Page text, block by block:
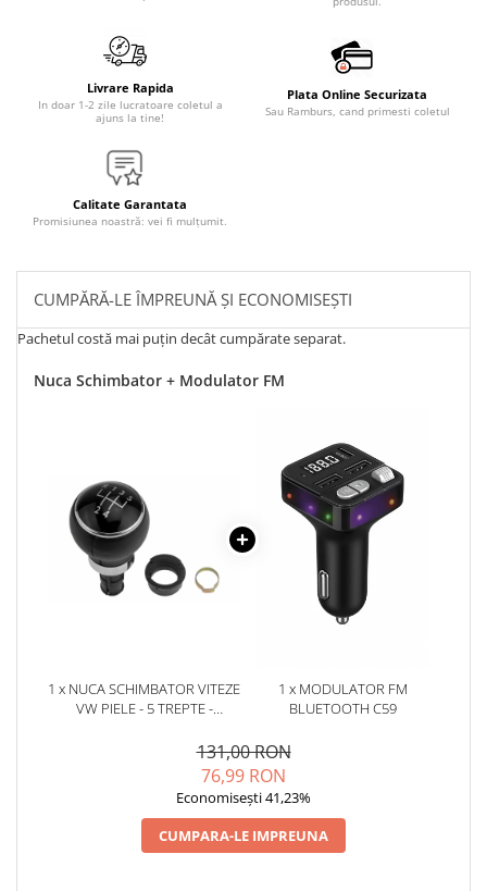
Livrare Rapida
In doar 1-2 zile lucratoare coletul a
ajuns la tine!
Plata Online Securizata
Sau Ramburs, cand primesti coletul
Calitate Garantata
Promisiunea noastră: vei fi mulțumit.
CUMPĂRĂ-LE ÎMPREUNĂ ȘI ECONOMISEȘTI
Pachetul costă mai puțin decât cumpărate separat.
Nuca Schimbator + Modulator FM
1 x NUCA SCHIMBATOR VITEZE
VW PIELE - 5 TREPTE -
1 x MODULATOR FM
BLUETOOTH C59
131,00 RON
76,99 RON
Economisești 41,23%
CUMPARA-LE IMPREUNA